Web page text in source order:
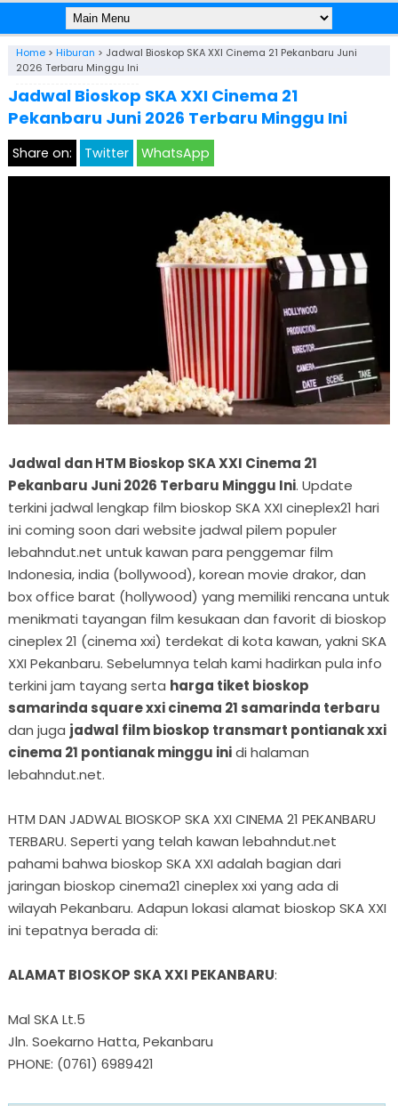
Home> Hiburan > Jadwal Bioskop SKA XXI Cinema 21 Pekanbaru Juni
2026 Terbaru Minggu Ini
Jadwal Bioskop SKA XXI Cinema 21
Pekanbaru Juni 2026 Terbaru Minggu Ini
Share on: Twitter WhatsApp
Jadwal dan HTM Bioskop SKA XXI Cinema 21
Pekanbaru Juni 2026 Terbaru Minggu Ini. Update
terkini jadwal lengkap film bioskop SKA XXI cineplex21 hari
ini coming soon dari website jadwal pilem populer
lebahndut.net untuk kawan para penggemar film
Indonesia, india (bollywood), korean movie drakor, dan
box office barat (hollywood) yang memiliki rencana untuk
menikmati tayangan film kesukaan dan favorit di bioskop
cineplex 21 (cinema xxi) terdekat di kota kawan, yakni SKA
XXI Pekanbaru. Sebelumnya telah kami hadirkan pula info
terkini jam tayang serta harga tiket bioskop
samarinda square xxi cinema 21 samarinda terbaru
dan juga jadwal film bioskop transmart pontianak xxi
cinema 21 pontianak minggu inidi halaman
lebahndut.net.
HTM DAN JADWAL BIOSKOP SKA XXI CINEMA 21 PEKANBARU
TERBARU. Seperti yang telah kawan lebahndut.net
pahami bahwa bioskop SKA XXI adalah bagian dari
jaringan bioskop cinema21 cineplex xxi yang ada di
wilayah Pekanbaru. Adapun lokasi alamat bioskop SKA XXI
ini tepatnya berada di:
ALAMAT BIOSKOP SKA XXI PEKANBARU:
Mal SKA Lt.5
Jln. Soekarno Hatta, Pekanbaru
PHONE: (0761) 6989421